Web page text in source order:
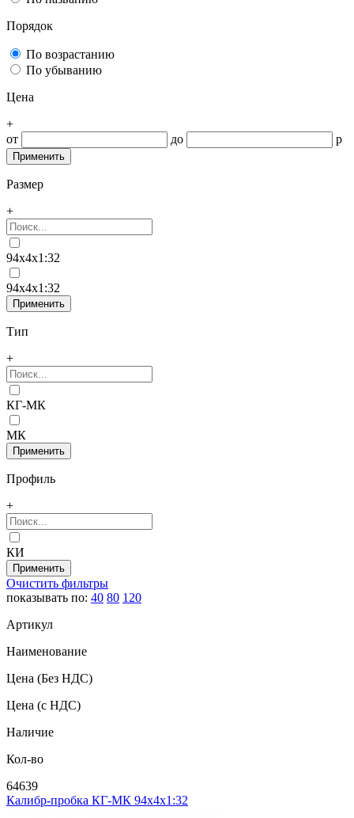
Порядок
По возрастанию
По убыванию
Цена
+
от
до р
Размер
+
94x4x1:32
94x4x1:32
Тип
+
КГ-МК
МК
Профиль
+
КИ
Очистить фильтры
показывать по: 40 80 120
Артикул
Наименование
Цена (Без НДС)
Цена (с НДС)
Наличие
Кол-во
64639
Калибр-пробка КГ-МК 94х4х1:32